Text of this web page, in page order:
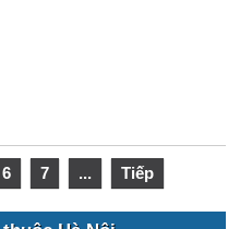
6 7 ... Tiếp